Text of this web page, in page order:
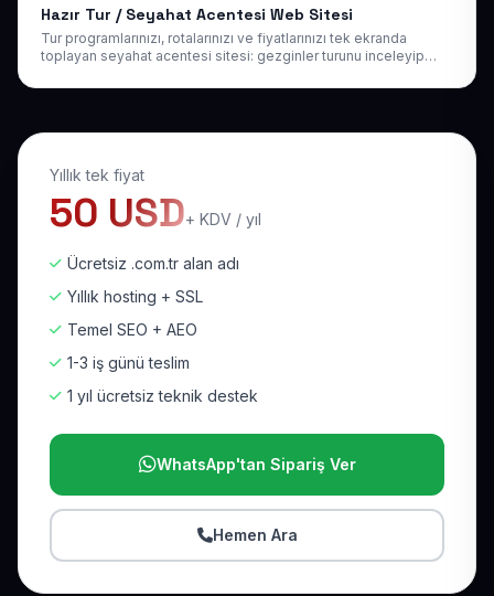
Hazır Tur / Seyahat Acentesi Web Sitesi
Tur programlarınızı, rotalarınızı ve fiyatlarınızı tek ekranda
toplayan seyahat acentesi sitesi: gezginler turunu inceleyip
Yıllık tek fiyat
50 USD+ KDV / yıl
Ücretsiz .com.tr alan adı
Yıllık hosting + SSL
Temel SEO + AEO
1-3 iş günü teslim
1 yıl ücretsiz teknik destek
WhatsApp'tan Sipariş Ver
Hemen Ara